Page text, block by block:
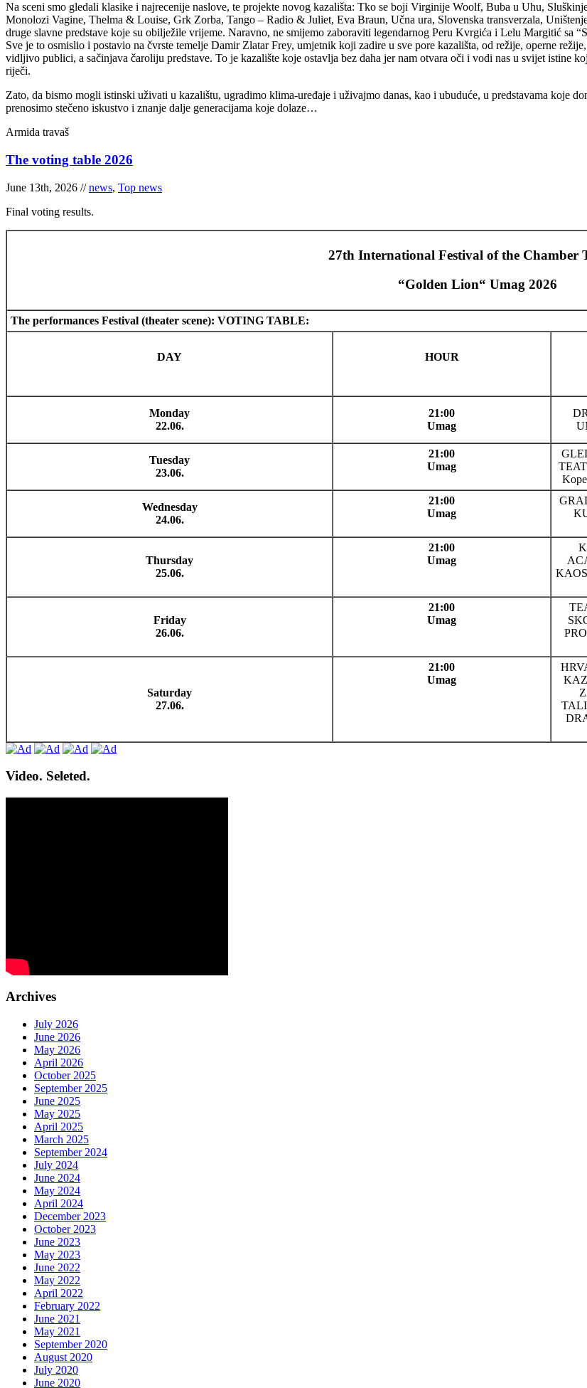
Na sceni smo gledali klasike i najrecenije naslove, te projekte novog kazališta: Tko se boji Virginije Woolf, Buba u Uhu,
Monolozi Vagine, Thelma & Louise, Grk Zorba, Tango – Radio & Juliet, Eva Braun, Učna ura, Slovenska transverzala,
druge slavne predstave koje su obilježile vrijeme. Naravno, ne smijemo zaboraviti legendarnog Peru Kvrgića i Lelu Margitić sa
Sve je to osmislio i postavio na čvrste temelje Damir Zlatar Frey, umjetnik koji zadire u sve pore kazališta, od režije, operne
vidljivo publici, a sačinjava čaroliju predstave. To je kazalište koje ostavlja bez daha jer nam otvara oči i vodi nas u svijet istine
riječi.
Zato, da bismo mogli istinski uživati u kazalištu, ugradimo klima-uređaje i uživajmo danas, kao i ubuduće, u predstavama koje
prenosimo stečeno iskustvo i znanje dalje generacijama koje dolaze…
Armida travaš
The voting table 2026
June 13th, 2026 //news, Top news
Final voting results.
27th International Festival of the Chamber
“Golden Lion“ Umag 2026
The performances Festival (theater scene): VOTING TABLE:
DAY HOUR
Monday
22.06.
21:00
Umag
Tuesday
23.06.
21:00
Umag
Wednesday
24.06.
21:00
Umag
Thursday
25.06.
21:00
Umag
Friday
26.06.
21:00
Umag
Saturday
27.06.
21:00
Umag
Video. Seleted.
Archives
July 2026
June 2026
May 2026
April 2026
October 2025
September 2025
June 2025
May 2025
April 2025
March 2025
September 2024
July 2024
June 2024
May 2024
April 2024
December 2023
October 2023
June 2023
May 2023
June 2022
May 2022
April 2022
February 2022
June 2021
May 2021
September 2020
August 2020
July 2020
June 2020